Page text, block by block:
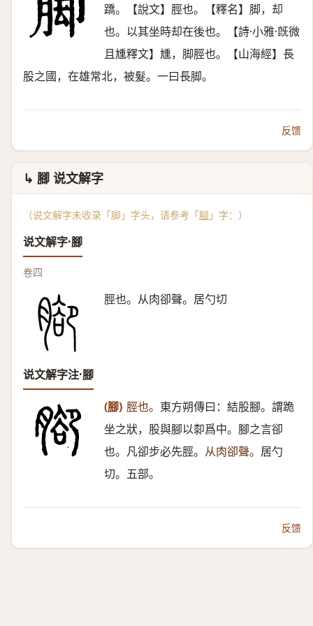
蹻。【說文】脛也。【釋名】脚，却
也。以其坐時却在後也。【詩·小雅·旣微
且尰釋文】尰，脚脛也。【山海經】長
股之國，在雄常北，被髮。一曰長脚。
反馈
↳ 腳 说文解字
（说文解字未收录「脚」字头，请参考「腳 」字：）
说文解字·腳
卷四
脛也。从肉卻聲。居勺切
说文解字注·腳
(腳) 脛也。 東方朔傳曰：結股腳。謂跪
坐之狀，股與腳以厀爲中。腳之言卻
也。凡卻步必先脛。 从肉卻聲。 居勺
切。五部。
反馈